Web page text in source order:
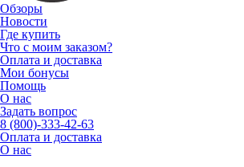
Обзоры
Новости
Где купить
Что с моим заказом?
Оплата и доставка
Мои бонусы
Помощь
О нас
Задать вопрос
8 (800)-333-42-63
Оплата и доставка
О нас